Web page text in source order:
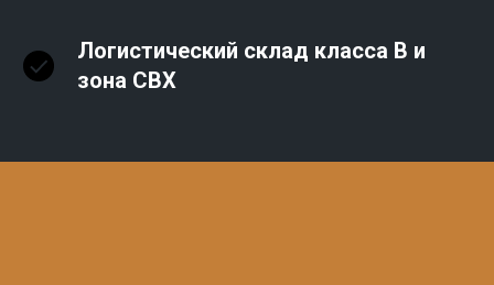
Логистический склад класса В и
зона СВХ